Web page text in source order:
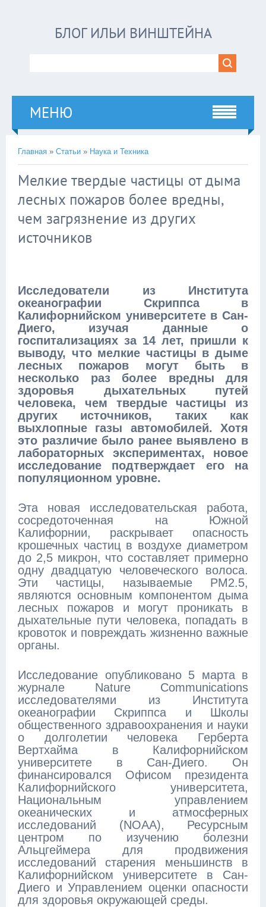
БЛОГ ИЛЬИ ВИНШТЕЙНА
МЕНЮ
Главная » Статьи » Наука и Техника
Мелкие твердые частицы от дыма
лесных пожаров более вредны,
чем загрязнение из других
источников
Исследователи из Института
океанографии Скриппса в
Калифорнийском университете в Сан-
Диего, изучая данные о
госпитализациях за 14 лет, пришли к
выводу, что мелкие частицы в дыме
лесных пожаров могут быть в
несколько раз более вредны для
здоровья дыхательных путей
человека, чем твердые частицы из
других источников, таких как
выхлопные газы автомобилей. Хотя
это различие было ранее выявлено в
лабораторных экспериментах, новое
исследование подтверждает его на
популяционном уровне.
Эта новая исследовательская работа,
сосредоточенная на Южной
Калифорнии, раскрывает опасность
крошечных частиц в воздухе диаметром
до 2,5 микрон, что составляет примерно
одну двадцатую человеческого волоса.
Эти частицы, называемые PM2.5,
являются основным компонентом дыма
лесных пожаров и могут проникать в
дыхательные пути человека, попадать в
кровоток и повреждать жизненно важные
органы.
Исследование опубликовано 5 марта в
журнале Nature Communications
исследователями из Института
океанографии Скриппса и Школы
общественного здравоохранения и науки
о долголетии человека Герберта
Вертхайма в Калифорнийском
университете в Сан-Диего. Он
финансировался Офисом президента
Калифорнийского университета,
Национальным управлением
океанических и атмосферных
исследований (NOAA), Ресурсным
центром по изучению болезни
Альцгеймера для продвижения
исследований старения меньшинств в
Калифорнийском университете в Сан-
Диего и Управлением оценки опасности
для здоровья окружающей среды.